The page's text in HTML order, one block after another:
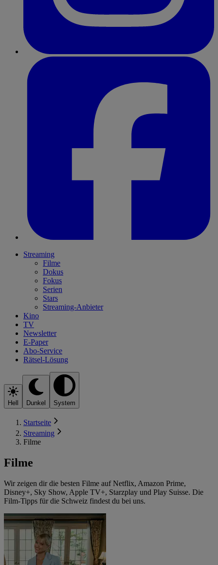
Streaming
Filme
Dokus
Fokus
Serien
Stars
Streaming-Anbieter
Kino
TV
Newsletter
E-Paper
Abo-Service
Rätsel-Lösung
Hell Dunkel System
Startseite
Streaming
Filme
Filme
Wir zeigen dir die besten Filme auf Netflix, Amazon Prime,
Disney+, Sky Show, Apple TV+, Starzplay und Play Suisse. Die
Film-Tipps für die Schweiz findest du bei uns.